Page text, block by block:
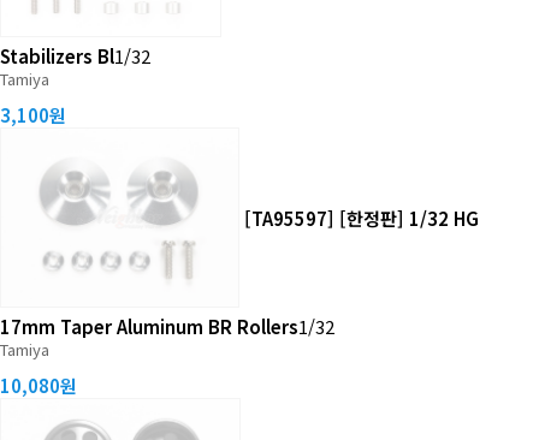
Stabilizers Bl1/32
Tamiya
3,100원
[TA95597] [한정판] 1/32 HG
17mm Taper Aluminum BR Rollers1/32
Tamiya
10,080원